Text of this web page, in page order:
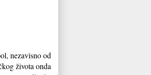
nezavisno od
života onda